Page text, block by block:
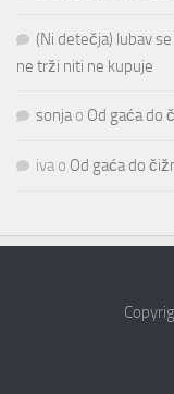
(Ni detečja) lubav
ne trži niti ne kupuje
sonjao Od gaća do
iva o Od gaća do